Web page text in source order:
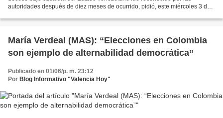
autoridades después de diez meses de ocurrido, pidió, este miércoles 3 de
María Verdeal (MAS): “Elecciones en Colombia
son ejemplo de alternabilidad democrática”
Publicado en 01/06/p. m. 23:12
Por Blog Informativo "Valencia Hoy"